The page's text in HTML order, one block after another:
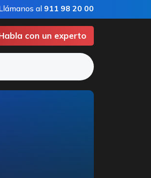
al 911 98 20 00
con un experto